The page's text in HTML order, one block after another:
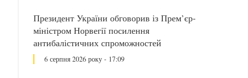
Президент України обговорив із Прем’єр-
міністром Норвегії посилення
антибалістичних спроможностей
6 серпня 2026 року - 17:09